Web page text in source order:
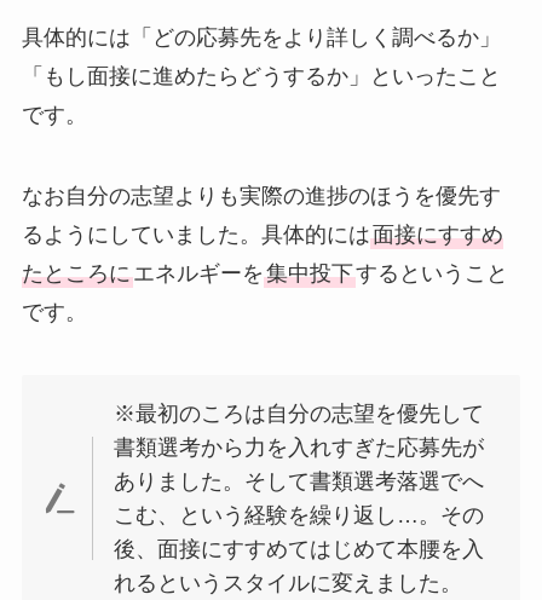
具体的には「どの応募先をより詳しく調べるか」
「もし面接に進めたらどうするか」といったこと
です。
なお自分の志望よりも実際の進捗のほうを優先す
るようにしていました。具体的には面接にすすめ
たところにエネルギーを集中投下するということ
です。
※最初のころは自分の志望を優先して
書類選考から力を入れすぎた応募先が
ありました。そして書類選考落選でへ
こむ、という経験を繰り返し…。その
後、面接にすすめてはじめて本腰を入
れるというスタイルに変えました。